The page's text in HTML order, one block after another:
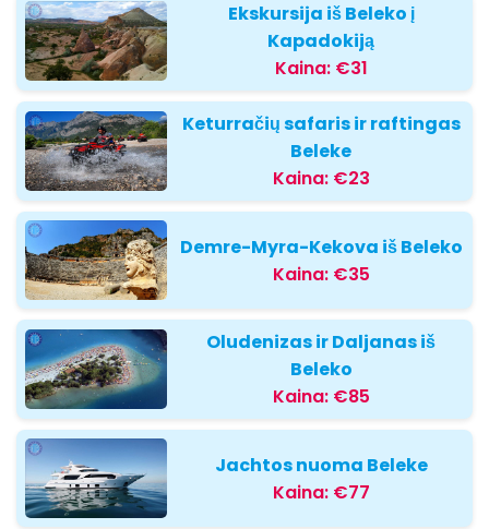
Ekskursija iš Beleko į
Kapadokiją
Kaina: €31
Keturračių safaris ir raftingas
Beleke
Kaina: €23
Demre-Myra-Kekova iš Beleko
Kaina: €35
Oludenizas ir Daljanas iš
Beleko
Kaina: €85
Jachtos nuoma Beleke
Kaina: €77